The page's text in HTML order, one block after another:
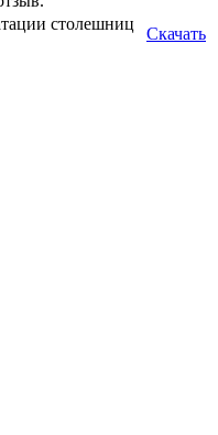
столешниц
Скачать